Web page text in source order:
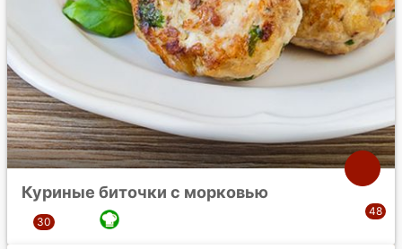
Куриные биточки с морковью